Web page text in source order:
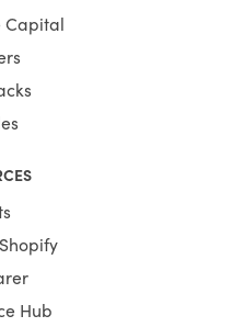
Capital
Hub